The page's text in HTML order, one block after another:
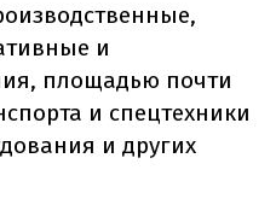
и
площадью почти
и спецтехники
и других